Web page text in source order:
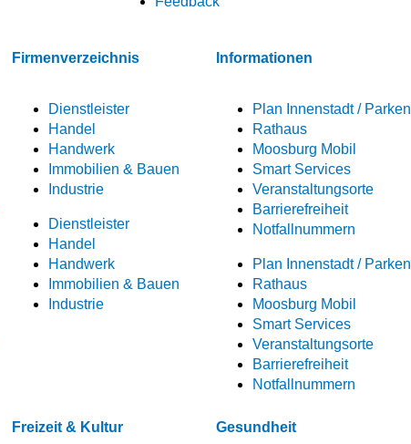
Firmenverzeichnis
Dienstleister
Handel
Handwerk
Immobilien & Bauen
Industrie
Dienstleister
Handel
Handwerk
Immobilien & Bauen
Industrie
Informationen
Plan Innenstadt / Parken
Rathaus
Moosburg Mobil
Smart Services
Veranstaltungsorte
Barrierefreiheit
Notfallnummern
Plan Innenstadt / Parken
Rathaus
Moosburg Mobil
Smart Services
Veranstaltungsorte
Barrierefreiheit
Notfallnummern
Freizeit & Kultur Gesundheit